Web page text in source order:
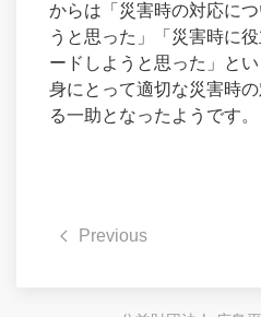
からは「災害時の対応に
うと思った」「災害時に
ードしようと思った」と
身にとって適切な災害時
る一助となったようです。
Previous